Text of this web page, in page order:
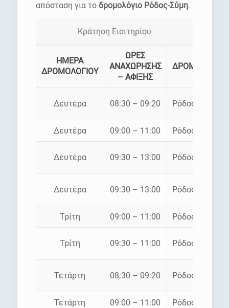
απόσταση για τοδρομολόγιο Ρόδος-Σύμη.
Κράτηση Εισιτηρίου
ΗΜΕΡΑ
ΔΡΟΜΟΛΟΓΙΟΥ
ΩΡΕΣ
ΑΝΑΧΩΡΗΣΗΣ
– ΑΦΙΞΗΣ
ΔΡΟΜΟΛΟΓΙΑ
Δευτέρα 08:30 – 09:20 Ρόδος – Σύμη
Δευτέρα 09:00 – 11:00 Ρόδος – Σύμη
Δευτέρα 09:30 – 13:00 Ρόδος – Σύμη
Δευτέρα 09:30 – 13:00 Ρόδος – Σύμη
Τρίτη 09:00 – 11:00 Ρόδος – Σύμη
Τρίτη 09:30 – 11:00 Ρόδος – Σύμη
Τετάρτη 08:30 – 09:20 Ρόδος – Σύμη
Τετάρτη 09:00 – 11:00 Ρόδος – Σύμη